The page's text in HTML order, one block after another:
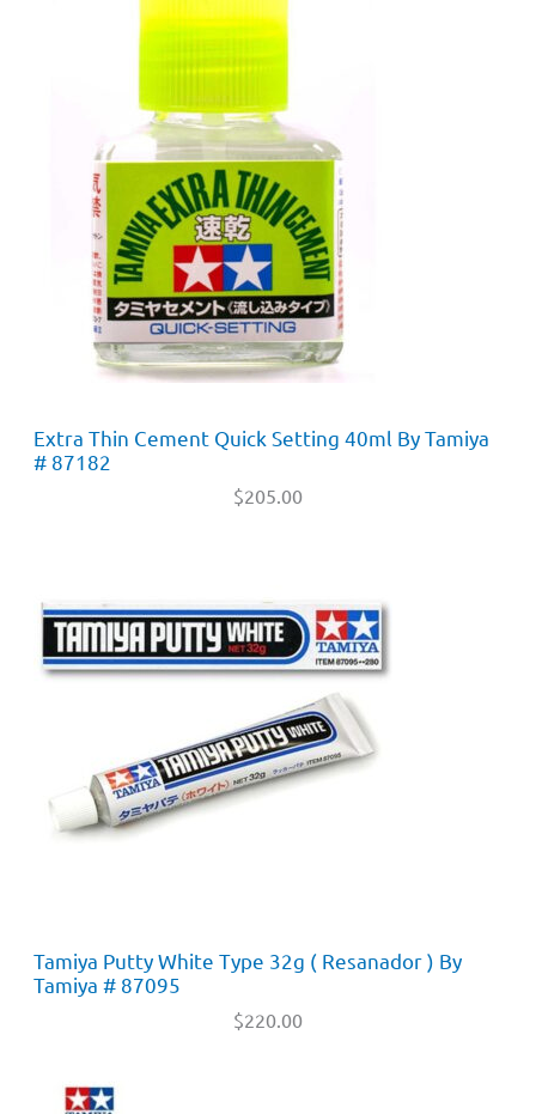
Extra Thin Cement Quick Setting 40ml By Tamiya
# 87182
$205.00
Tamiya Putty White Type 32g ( Resanador ) By
Tamiya # 87095
$220.00